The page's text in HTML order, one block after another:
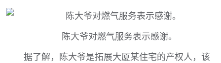
陈大爷对燃气服务表示感谢。
据了解，陈大爷是拓展大厦某住宅的产权人，该